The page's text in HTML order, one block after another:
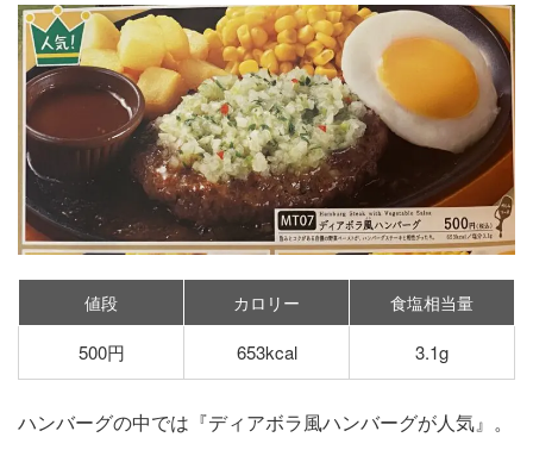
値段 カロリー
食塩相当量
500円
653kcal 3.1g
ハンバーグの中では『ディアボラ風ハンバーグが人気』。